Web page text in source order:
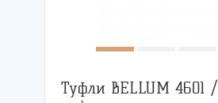
Туфли BELLUM 4601 /